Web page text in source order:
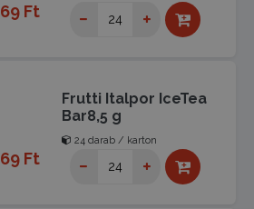
69 Ft
Frutti Italpor IceTea
Bar8,5 g
24 darab / karton
69 Ft